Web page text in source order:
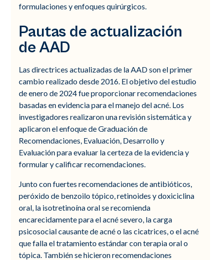
formulaciones y enfoques quirúrgicos.
Pautas de actualización
de AAD
Las directrices actualizadas de la AAD son el primer
cambio realizado desde 2016. El objetivo del estudio
de enero de 2024 fue proporcionar recomendaciones
basadas en evidencia para el manejo del acné. Los
investigadores realizaron una revisión sistemática y
aplicaron el enfoque de Graduación de
Recomendaciones, Evaluación, Desarrollo y
Evaluación para evaluar la certeza de la evidencia y
formular y calificar recomendaciones.
Junto con fuertes recomendaciones de antibióticos,
peróxido de benzoilo tópico, retinoides y doxiciclina
oral, la isotretinoína oral se recomienda
encarecidamente para el acné severo, la carga
psicosocial causante de acné o las cicatrices, o el acné
que falla el tratamiento estándar con terapia oral o
tópica. También se hicieron recomendaciones